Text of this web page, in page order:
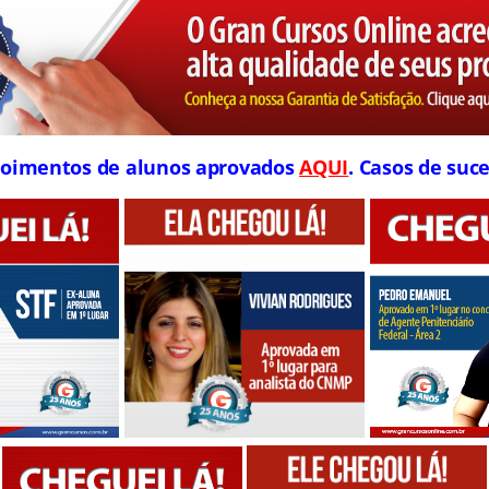
de alunos aprovadosAQUI. Casos de